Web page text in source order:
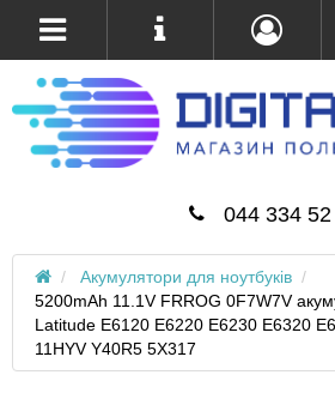
044 334
Акумулятори для ноутбуків
5200mAh 11.1V FRROG 0F7W7V
Latitude E6120 E6220 E6230 E6320
11HYV Y40R5 5X317